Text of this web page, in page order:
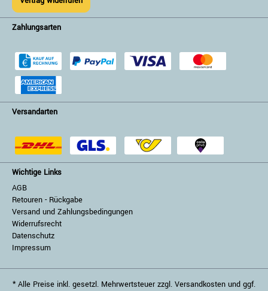
Zahlungsarten
Versandarten
Wichtige Links
AGB
Retouren - Rückgabe
Versand und Zahlungsbedingungen
Widerrufsrecht
Datenschutz
Impressum
* Alle Preise inkl. gesetzl. Mehrwertsteuer zzgl. Versandkosten und ggf.